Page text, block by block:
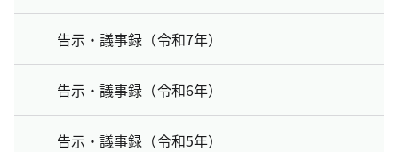
告示・議事録（令和7年）
告示・議事録（令和6年）
告示・議事録（令和5年）